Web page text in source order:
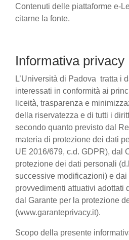
Contenuti delle piattaforme e-
citarne la fonte.
Informativa privacy
L’Università di Padova tratta i
interessati in conformità ai
liceità, trasparenza e
della riservatezza e di tutti i
secondo quanto previsto dal
materia di protezione dei dati
UE 2016/679, c.d. GDPR), dal
protezione dei dati personali
successive modificazioni) e dai
provvedimenti attuativi adottati
dal Garante per la protezione
(www.garanteprivacy.it).
Scopo della presente